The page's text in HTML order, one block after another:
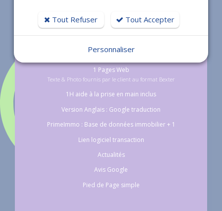
Vous êtes propriétaire du Site
Responsive Design (Mobiles & Tablettes)
1 Pages Web
Texte & Photo fournis par le client au format Bexter
1H aide à la prise en main inclus
Version Anglais : Google traduction
PrimeImmo : Base de données immobilier + 1
Lien logiciel transaction
Actualités
Avis Google
Pied de Page simple
Tout Refuser Tout Accepter
Personnaliser